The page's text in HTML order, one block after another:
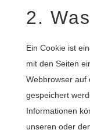
2.
Ein Cookie ist
mit den Seiten
Webbrowser auf
gespeichert
Informationen
unseren oder